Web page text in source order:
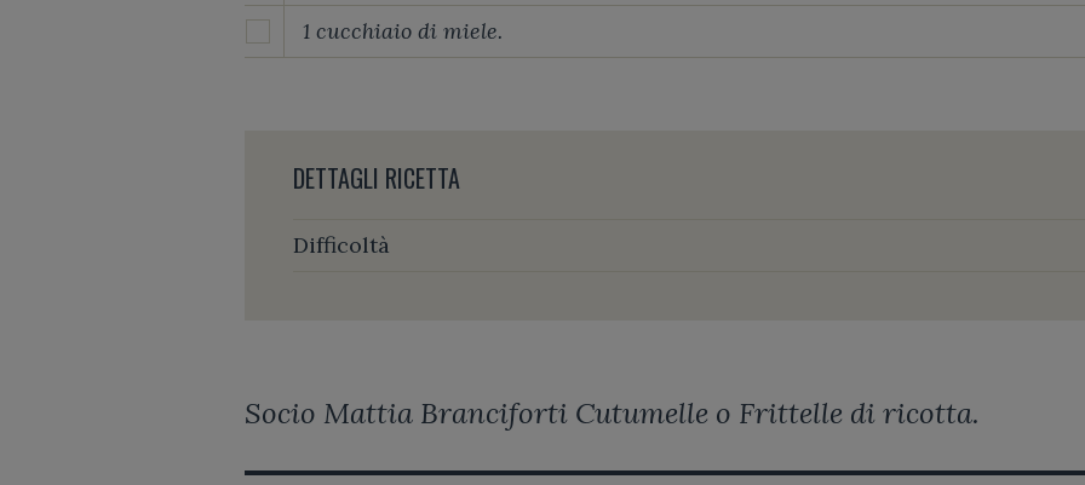
1 cucchiaio di miele.
DETTAGLI RICETTA
Difficoltà
Socio Mattia Branciforti Cutumelle o Frittelle di ricotta.